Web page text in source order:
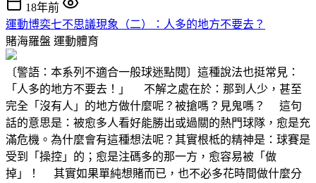
18年前
運動博奕七不思議現象（二）：人多的地方不要去？
賭海羅盤 運動體育
〔警語：本系列不適合一般球迷點閱〕這種說法也挺常見：
「人多的地方不要去！」 不解之處在於：那到人少，甚至
完全「沒有人」的地方做什麼呢？被搶嗎？見鬼嗎？ 這句
話的意思是：被愈多人看好能勝出或過關的熱門球隊，愈是充
滿危機。為什麼會有這種想法呢？其實根柢的精神是：球賽是
受到「操控」的；愈是注碼多的那一方，愈容易被「做
掉」！ 其實如果單純想賭而已，也不必多花時間做什麼分